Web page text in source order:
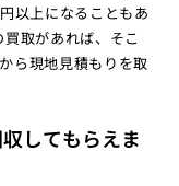
以上になることもあ
取があれば、そこ
ら現地見積もりを取
してもらえま